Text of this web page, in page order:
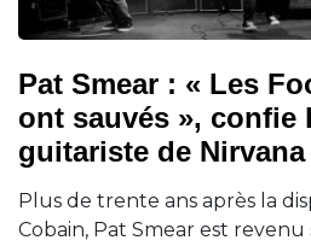
Pat Smear : « Les
ont sauvés », confie
guitariste de Nirvana
Plus de trente ans après la
Cobain, Pat Smear est revenu